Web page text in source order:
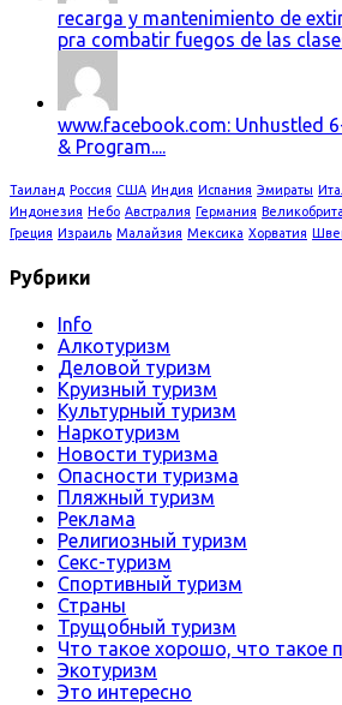
recarga y mantenimiento de
pra combatir fuegos de las
www.facebook.com: Unhustled
& Program....
Таиланд Россия США Индия Испания Эмираты
Индонезия Небо Австралия Германия
Греция Израиль Малайзия Мексика Хорватия
Рубрики
Info
Алкотуризм
Деловой туризм
Круизный туризм
Культурный туризм
Наркотуризм
Новости туризма
Опасности туризма
Пляжный туризм
Реклама
Религиозный туризм
Секс-туризм
Спортивный туризм
Страны
Трущобный туризм
Что такое хорошо, что такое
Экотуризм
Это интересно